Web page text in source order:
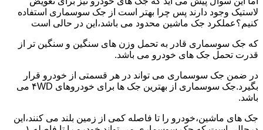
لاستیک وجود دارند پس چرا بهتر است از جک سوسماری استفاده
کنیم؟عملکرد جک ماشین محدود می باشد،این در حالی است
که جک سوسماری قادر به تحمل وزن های سنگین و سنگین تر از
قدرت تحمل جک های خودرو می باشد.
در ضمن جک سوسماری می تواند در هر قسمتی از خودرو قرار
بگیرد.جک سوسماری از بهترین جک ها برای خودروهای ۴WD می
باشد.
جک های ماشین،خودرو را تا فاصله کمی از زمین بلند می کنند،این